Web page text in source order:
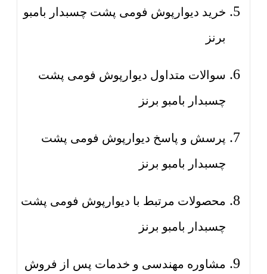
خرید دیوارپوش فومی پشت چسبدار بامبو
برنز
سوالات متداول دیوارپوش فومی پشت
چسبدار بامبو برنز
پرسش و پاسخ دیوارپوش فومی پشت
چسبدار بامبو برنز
محصولات مرتبط با دیوارپوش فومی پشت
چسبدار بامبو برنز
مشاوره مهندسی و خدمات پس از فروش